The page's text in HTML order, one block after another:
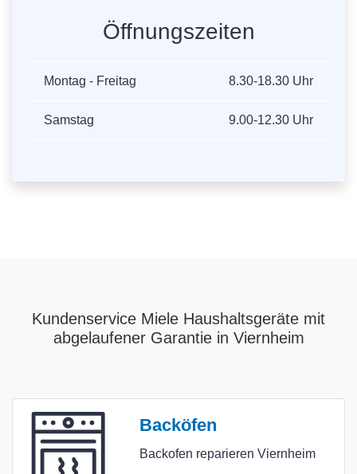
Öffnungszeiten
Montag - Freitag 8.30-18.30 Uhr
Samstag 9.00-12.30 Uhr
Kundenservice Miele Haushaltsgeräte mit
abgelaufener Garantie in Viernheim
Backöfen
Backofen reparieren Viernheim